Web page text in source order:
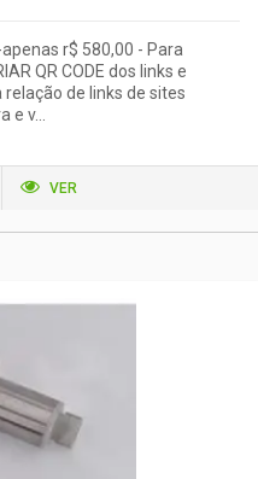
r$ 580,00 - Para
QR CODE dos links e
de links de sites
v...
VER